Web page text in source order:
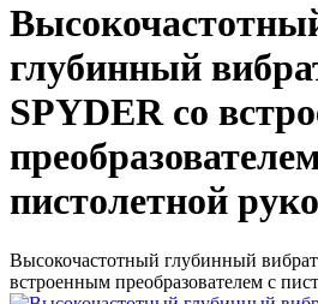
глубинный
SPYDER со
пистолетной
Высокочастотный глубинный
встроенным преобразователем с